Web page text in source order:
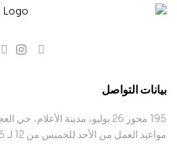
بيانات التواصل
195 محور 26 يوليو، مدينة الأعلام، حي العجوزة، محافظة الجيزة ، مصر
مواعيد العمل من الأحد للخميس من 12 لـ 6